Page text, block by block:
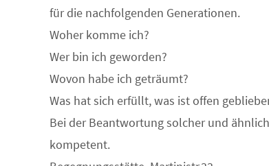
für die nachfolgenden Generationen.
Woher komme ich?
Wer bin ich geworden?
Wovon habe ich geträumt?
Was hat sich erfüllt, was ist offen
Bei der Beantwortung solcher und
kompetent.